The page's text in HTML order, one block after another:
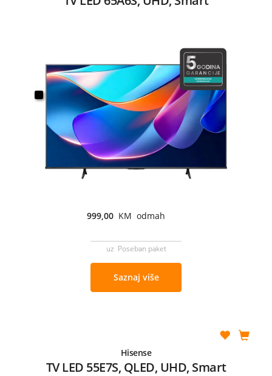
999,00 KM odmah
uz Poseban paket
Saznaj više
Hisense
TV LED 55E7S, QLED, UHD, Smart